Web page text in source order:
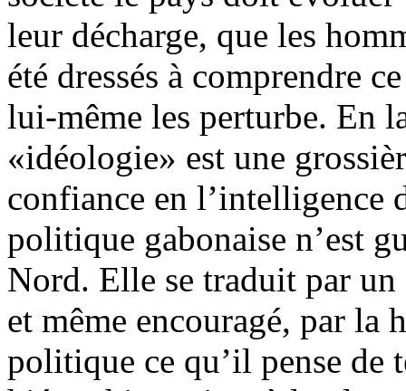
leur décharge, que les
été dressés à comprendre
lui-même les perturbe. En
«idéologie» est une
confiance en l’intelligence
politique gabonaise n’est
Nord. Elle se traduit par
et même encouragé, par la
politique ce qu’il pense de